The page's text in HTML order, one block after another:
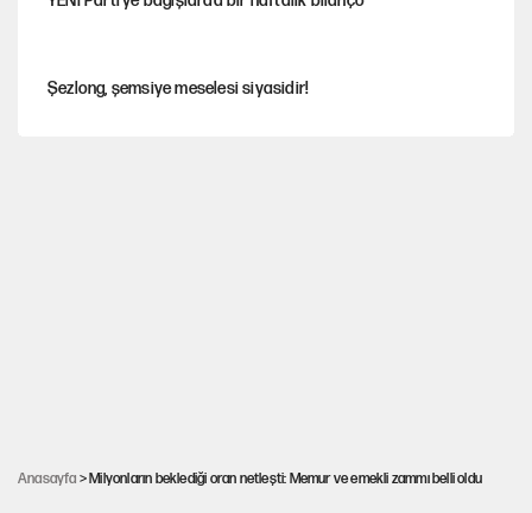
Şezlong, şemsiye meselesi siyasidir!
Anasayfa > Milyonların beklediği oran netleşti: Memur ve emekli zammı belli oldu